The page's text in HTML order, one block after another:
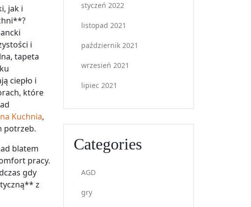
jak i
i
tapeta
ciepło i
które
Kuchnia,
potrzeb.
blatem
pracy.
gdy
z
styczeń 2022
listopad 2021
październik 2021
wrzesień 2021
lipiec 2021
Categories
AGD
gry